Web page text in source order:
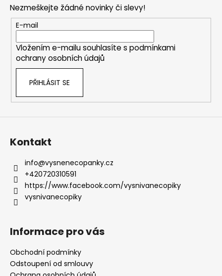
Nezmeškejte žádné novinky či slevy!
E-mail
Vložením e-mailu souhlasíte s podmínkami
ochrany osobních údajů
PŘIHLÁSIT SE
Kontakt
info@vysnenecopanky.cz
+420720310591
https://www.facebook.com/vysnivanecopiky
vysnivanecopiky
Informace pro vás
Obchodní podmínky
Odstoupení od smlouvy